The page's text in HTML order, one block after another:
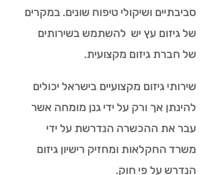
סביבתיים ושיקולי טיפוח שונים. במקרים
של גיזום עץ יש להשתמש בשירותים
של חברת גיזום מקצועית.
שירותי גיזום מקצועיים בישראל יכולים
להינתן אך ורק על ידי גנן מומחה אשר
עבר את ההכשרה הנדרשת על ידי
משרד החקלאות ומחזיק רישיון גיזום
הנדרש על פי חוק.